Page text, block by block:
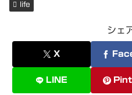
life
シェ
X
LINE